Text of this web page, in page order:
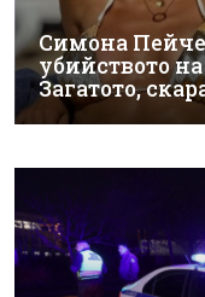
Симона
убийството
Загатото,